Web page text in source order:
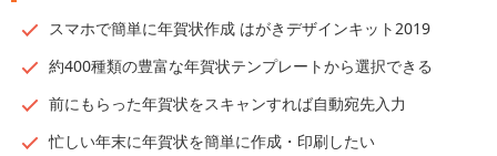
スマホで簡単に年賀状作成 はがきデザインキット2019
約400種類の豊富な年賀状テンプレートから選択できる
前にもらった年賀状をスキャンすれば自動宛先入力
忙しい年末に年賀状を簡単に作成・印刷したい